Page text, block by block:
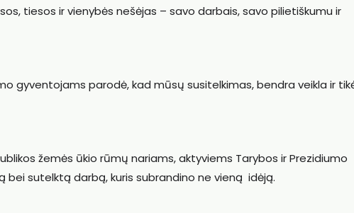
tiesos ir vienybės nešėjas – savo darbais, savo pilietiškumu ir
gyventojams parodė, kad mūsų susitelkimas, bendra veikla ir
žemės ūkio rūmų nariams, aktyviems Tarybos ir Prezidiumo
bei sutelktą darbą, kuris subrandino ne vieną idėją.